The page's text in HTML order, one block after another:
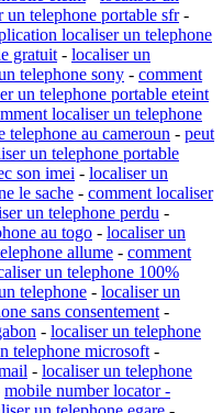
un telephone portable sfr-
localiser un telephone
gratuit - localiser un
telephone sony - comment
un telephone portable eteint
localiser un telephone
telephone au cameroun - peut
un telephone portable
son imei - localiser un
le sache - comment localiser
un telephone perdu -
au togo - localiser un
allume - comment
un telephone 100%
telephone - localiser un
sans consentement -
- localiser un telephone
telephone microsoft -
- localiser un telephone
mobile number locator -